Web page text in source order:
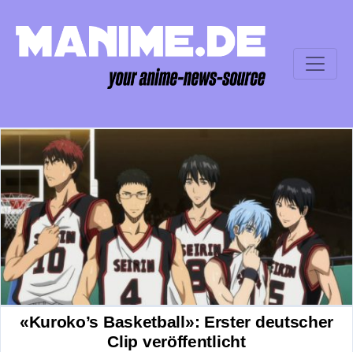
«Kuroko’s Basketball»: Erster deutscher
Clip veröffentlicht